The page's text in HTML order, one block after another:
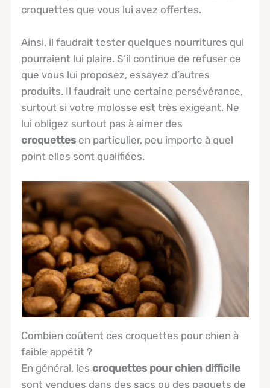
croquettes que vous lui avez offertes.
Ainsi, il faudrait tester quelques nourritures qui
pourraient lui plaire. S’il continue de refuser ce
que vous lui proposez, essayez d’autres
produits. Il faudrait une certaine persévérance,
surtout si votre molosse est très exigeant. Ne
lui obligez surtout pas à aimer des
croquettes en particulier, peu importe à quel
point elles sont qualifiées.
Combien coûtent ces croquettes pour chien à
faible appétit ?
En général, les croquettes pour chien difficile
sont vendues dans des sacs ou des paquets de